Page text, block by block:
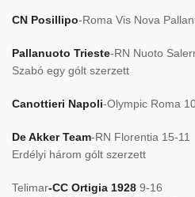
CN Posillipo-Roma Vis Nova
Pallanuoto Trieste-RN Nuoto
Szabó egy gólt szerzett
Canottieri Napoli-Olympic Roma
De Akker Team-RN Florentia 15-11
Erdélyi három gólt szerzett
Telimar-CC Ortigia 1928 9-16